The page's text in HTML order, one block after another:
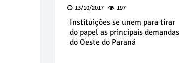
13/10/2017 197
Instituições se unem para tirar
do papel as principais demandas
do Oeste do Paraná